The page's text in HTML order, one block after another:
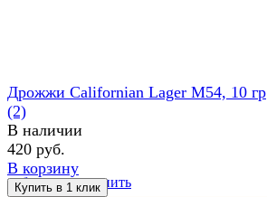
избранное сравнить
Дрожжи Californian Lager M54, 10 гр
(2)
В наличии
420 руб.
В корзину